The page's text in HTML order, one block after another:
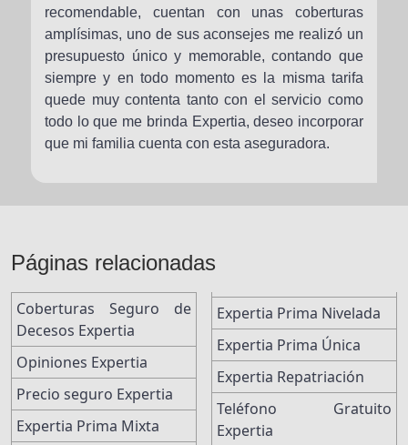
recomendable, cuentan con unas coberturas
amplísimas, uno de sus aconsejes me realizó un
presupuesto único y memorable, contando que
siempre y en todo momento es la misma tarifa
quede muy contenta tanto con el servicio como
todo lo que me brinda Expertia, deseo incorporar
que mi familia cuenta con esta aseguradora.
Páginas relacionadas
Coberturas Seguro de
Decesos Expertia
Opiniones Expertia
Precio seguro Expertia
Expertia Prima Mixta
Expertia Prima Nivelada
Expertia Prima Única
Expertia Repatriación
Teléfono Gratuito
Expertia